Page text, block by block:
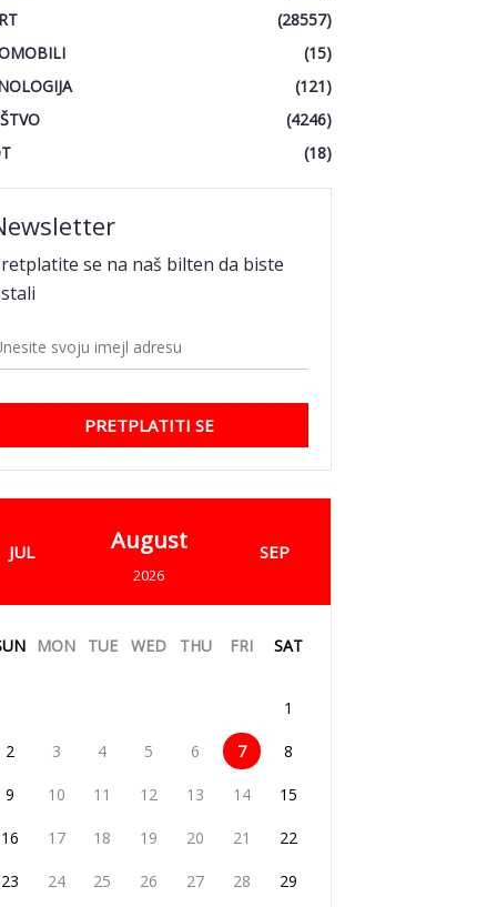
(28557)
(15)
(121)
(4246)
(18)
se na naš bilten da biste
PRETPLATITI SE
JUL August
2026
SEP
MON TUE WED THU FRI SAT
1
2 3 4 5 6 7 8
9 10 11 12 13 14 15
16 17 18 19 20 21 22
23 24 25 26 27 28 29